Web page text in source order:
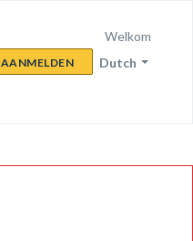
Dutch
Welkom
AANMELDEN